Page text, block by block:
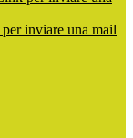
inviare una mail